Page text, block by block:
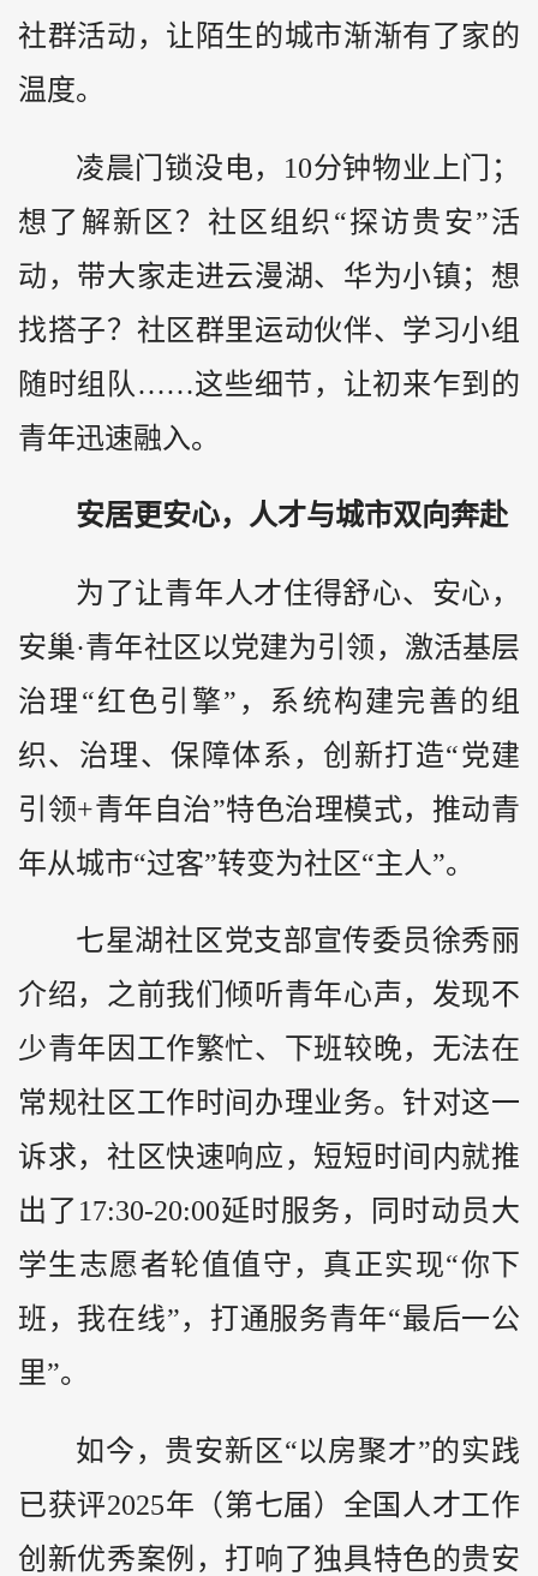
社群活动，让陌生的城市渐渐有了家的
温度。
凌晨门锁没电，10分钟物业上门；
想了解新区？社区组织“探访贵安”活
动，带大家走进云漫湖、华为小镇；想
找搭子？社区群里运动伙伴、学习小组
随时组队……这些细节，让初来乍到的
青年迅速融入。
安居更安心，人才与城市双向奔赴
为了让青年人才住得舒心、安心，
安巢·青年社区以党建为引领，激活基层
治理“红色引擎”，系统构建完善的组
织、治理、保障体系，创新打造“党建
引领+青年自治”特色治理模式，推动青
年从城市“过客”转变为社区“主人”。
七星湖社区党支部宣传委员徐秀丽
介绍，之前我们倾听青年心声，发现不
少青年因工作繁忙、下班较晚，无法在
常规社区工作时间办理业务。针对这一
诉求，社区快速响应，短短时间内就推
出了17:30-20:00延时服务，同时动员大
学生志愿者轮值值守，真正实现“你下
班，我在线”，打通服务青年“最后一公
里”。
如今，贵安新区“以房聚才”的实践
已获评2025年（第七届）全国人才工作
创新优秀案例，打响了独具特色的贵安